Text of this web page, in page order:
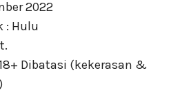
2022
: Hulu
Dibatasi (kekerasan &